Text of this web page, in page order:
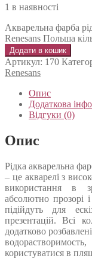
1 в наявності
Акварельна фарба
Renesans Польша
Додати в кошик
Артикул: 170
Renesans
Опис
Додаткова
Відгуки (0)
Опис
Рідка акварельна
– це акварелі з
використання в
абсолютно прозорі
підійдуть для
презентацій. Всі
додатково
користуватися в